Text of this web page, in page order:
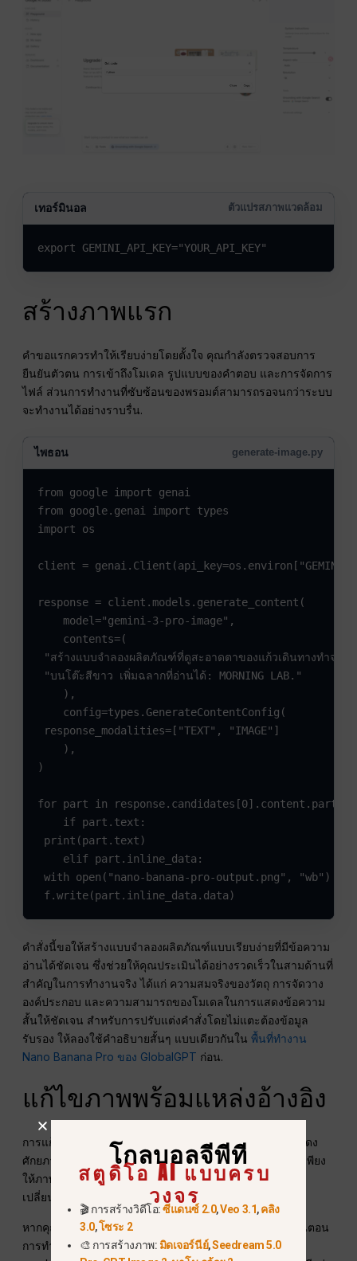
เทอร์มินอล ตัวแปรสภาพแวดล้อม
export GEMINI_API_KEY="YOUR_API_KEY"
สร้างภาพแรก
คำขอแรกควรทำให้เรียบง่ายโดยตั้งใจ คุณกำลังตรวจสอบการ
ยืนยันตัวตน การเข้าถึงโมเดล รูปแบบของคำตอบ และการจัดการ
ไฟล์ ส่วนการทำงานที่ซับซ้อนของพรอมต์สามารถรอจนกว่าระบบ
จะทำงานได้อย่างราบรื่น.
ไพธอน generate-image.py
from google import genai
from google.genai import types
import os
client =
response = client.models.generate_content(
    model="gemini-3-pro-image",
    contents=(
"สร้างแบบจำลองผลิตภัณฑ์ที่ดูสะอาดตาของแก้วเดินทางทำจาก
"บนโต๊ะสีขาว เพิ่มฉลากที่อ่านได้: MORNING LAB."
    ),
    config=types.GenerateContentConfig(
response_modalities=["TEXT", "IMAGE"]
    ),
)
for part in response.candidates[0].content.parts:
    if part.text:
print(part.text)
    elif part.inline_data:
with open("nano-banana-pro-output.png", "wb")
f.write(part.inline_data.data)
คำสั่งนี้ขอให้สร้างแบบจำลองผลิตภัณฑ์แบบเรียบง่ายที่มีข้อความ
อ่านได้ชัดเจน ซึ่งช่วยให้คุณประเมินได้อย่างรวดเร็วในสามด้านที่
สำคัญในการทำงานจริง ได้แก่ ความสมจริงของวัตถุ การจัดวาง
องค์ประกอบ และความสามารถของโมเดลในการแสดงข้อความ
สั้นให้ชัดเจน สำหรับการปรับแต่งคำสั่งโดยไม่แตะต้องข้อมูล
รับรอง ให้ลองใช้คำอธิบายสั้นๆ แบบเดียวกันในพื้นที่ทำงาน
Nano Banana Pro ของ GlobalGPT ก่อน.
แก้ไขภาพพร้อมแหล่งอ้างอิง
การแก้ไขแบบอ้างอิงภาพคือจุดที่ Nano Banana Pro เริ่มแสดง
ศักยภาพที่แท้จริง แทนที่จะขอให้สร้างภาพใหม่จากศูนย์ คุณเพียง
ให้ภาพแก่โมเดลและระบุอย่างชัดเจนว่าส่วนใดสามารถ
เปลี่ยนแปลงได้ และส่วนใดต้องคงไว้ตามเดิม.
หากคุณไม่ใช่นักพัฒนา โปรดอ่านส่วนนี้ในฐานะตัวอย่างขั้นตอน
การทำงาน แทนที่จะเป็นสิ่งที่คุณต้องนำไปปฏิบัติ ชื่อไฟล์
โกลบอลจีพีที
สตูดิโอ AI แบบครบ
วงจร
🎬 การสร้างวิดีโอ:ซีแดนซ์ 2.0,Veo 3.1,คลิง
3.0,โซระ 2
🎨 การสร้างภาพ: มิดเจอร์นีย์,Seedream 5.0